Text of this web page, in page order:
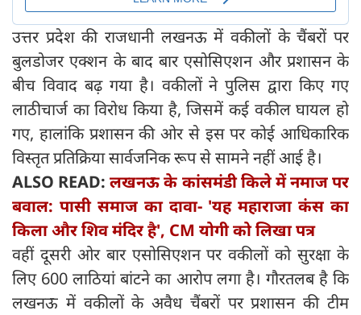
उत्तर प्रदेश की राजधानी लखनऊ में वकीलों के चैंबरों पर
बुलडोजर एक्शन के बाद बार एसोसिएशन और प्रशासन के
बीच विवाद बढ़ गया है। वकीलों ने पुलिस द्वारा किए गए
लाठीचार्ज का विरोध किया है, जिसमें कई वकील घायल हो
गए, हालांकि प्रशासन की ओर से इस पर कोई आधिकारिक
विस्तृत प्रतिक्रिया सार्वजनिक रूप से सामने नहीं आई है।
ALSO READ:लखनऊ के कांसमंडी किले में नमाज पर
बवाल: पासी समाज का दावा- 'यह महाराजा कंस का
किला और शिव मंदिर है', CM योगी को लिखा पत्र
वहीं दूसरी ओर बार एसोसिएशन पर वकीलों को सुरक्षा के
लिए 600 लाठियां बांटने का आरोप लगा है। गौरतलब है कि
लखनऊ में वकीलों के अवैध चैंबरों पर प्रशासन की टीम